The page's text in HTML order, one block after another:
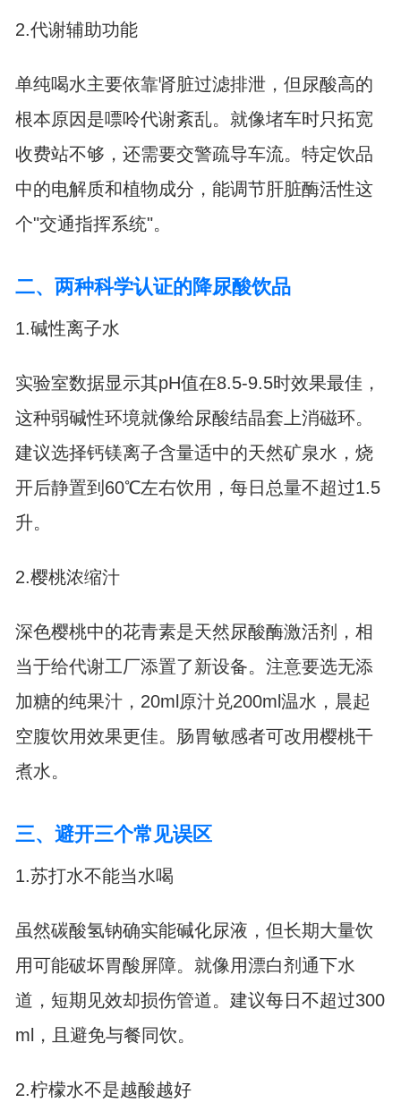
2.代谢辅助功能
单纯喝水主要依靠肾脏过滤排泄，但尿酸高的
根本原因是嘌呤代谢紊乱。就像堵车时只拓宽
收费站不够，还需要交警疏导车流。特定饮品
中的电解质和植物成分，能调节肝脏酶活性这
个"交通指挥系统"。
二、两种科学认证的降尿酸饮品
1.碱性离子水
实验室数据显示其pH值在8.5-9.5时效果最佳，
这种弱碱性环境就像给尿酸结晶套上消磁环。
建议选择钙镁离子含量适中的天然矿泉水，烧
开后静置到60℃左右饮用，每日总量不超过1.5
升。
2.樱桃浓缩汁
深色樱桃中的花青素是天然尿酸酶激活剂，相
当于给代谢工厂添置了新设备。注意要选无添
加糖的纯果汁，20ml原汁兑200ml温水，晨起
空腹饮用效果更佳。肠胃敏感者可改用樱桃干
煮水。
三、避开三个常见误区
1.苏打水不能当水喝
虽然碳酸氢钠确实能碱化尿液，但长期大量饮
用可能破坏胃酸屏障。就像用漂白剂通下水
道，短期见效却损伤管道。建议每日不超过300
ml，且避免与餐同饮。
2.柠檬水不是越酸越好